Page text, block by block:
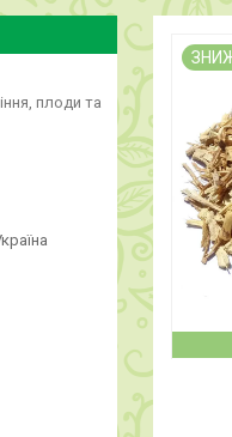
плоди та